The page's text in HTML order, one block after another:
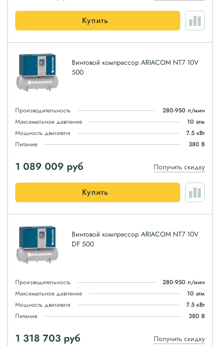
Купить
Винтовой компрессор ARIACOM NT7 10V
500
Производительность
280-950 л/мин
Максимальное давление
10 атм
Мощность двигателя
7.5 кВт
Питание
380 В
1 089 009 руб Получить скидку
Купить
Винтовой компрессор ARIACOM NT7 10V
DF 500
Производительность
280-950 л/мин
Максимальное давление
10 атм
Мощность двигателя
7.5 кВт
Питание
380 В
1 318 703 руб Получить скидку